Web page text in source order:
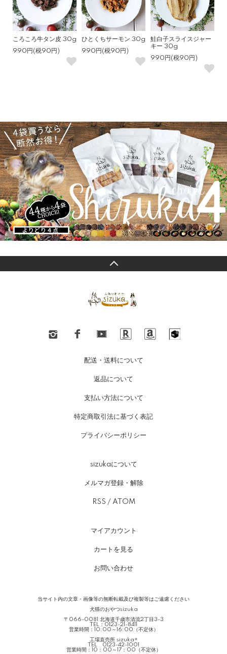
ころころ牛タン皮 30g
990円(税90円)
ひとくちサーモン 30g
990円(税90円)
鮭白子スライスジャー
キー 30g
990円(税90円)
配送・送料について
返品について
支払い方法について
特定商取引法に基づく表記
プライバシーポリシー
sizukaについて
メルマガ登録・解除
RSS / ATOM
マイアカウント
カートを見る
お問い合わせ
当サイト内の文章・画像等の無断転載及び複製等はご遠慮ください
犬猫のおやつsizuka
〒066-0081 北海道千歳市清流2丁目3-3
TEL：0123-21-8411
営業時間：10:00～16:00（不定休）
工場直売所 sizuka+
TEL 0123-42-1001
営業時間：10：00～17：00（不定休）